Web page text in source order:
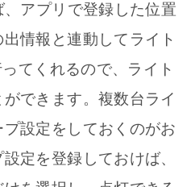
アプリで登録した位置
情報と連動してライト
てくれるので、ライト
できます。複数台ライ
プ設定をしておくのがお
定を登録しておけば、